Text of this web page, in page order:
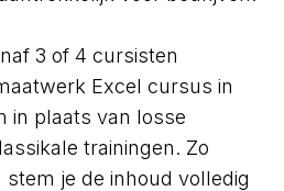
3 of 4 cursisten
Excel cursus in
in plaats van losse
trainingen. Zo
je de inhoud volledig